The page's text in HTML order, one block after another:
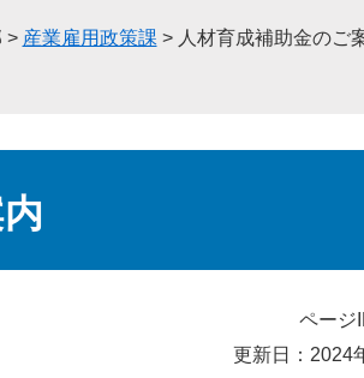
> 産業雇用政策課 > 人材育成補助金のご
ページ
更新日：2024